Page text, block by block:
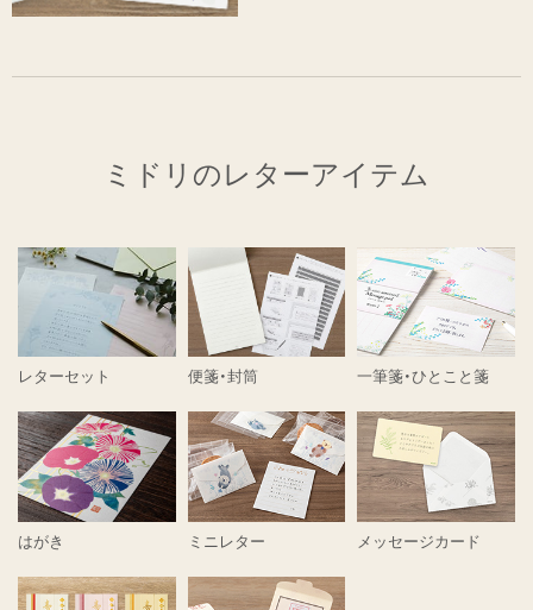
ミドリのレターアイテム
レターセット 便箋・封筒 一筆箋・ひとこと箋
はがき ミニレター メッセージカード